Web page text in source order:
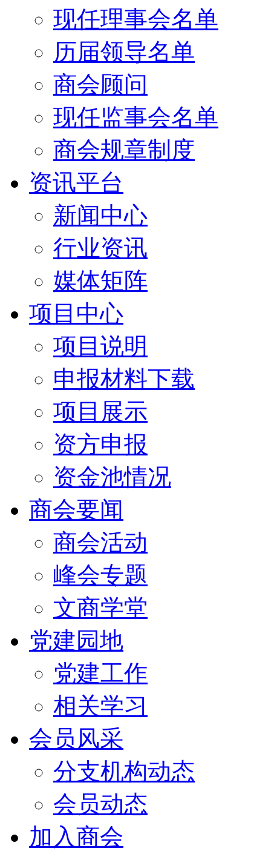
现任理事会名单
历届领导名单
商会顾问
现任监事会名单
商会规章制度
资讯平台
新闻中心
行业资讯
媒体矩阵
项目中心
项目说明
申报材料下载
项目展示
资方申报
资金池情况
商会要闻
商会活动
峰会专题
文商学堂
党建园地
党建工作
相关学习
会员风采
分支机构动态
会员动态
加入商会